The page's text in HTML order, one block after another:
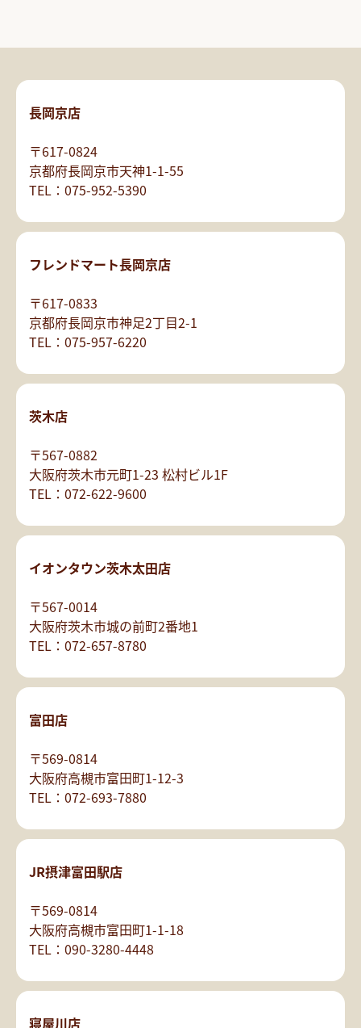
長岡京店
〒617-0824
京都府長岡京市天神1-1-55
TEL：075-952-5390
フレンドマート長岡京店
〒617-0833
京都府長岡京市神足2丁目2-1
TEL：075-957-6220
茨木店
〒567-0882
大阪府茨木市元町1-23 松村ビル1F
TEL：072-622-9600
イオンタウン茨木太田店
〒567-0014
大阪府茨木市城の前町2番地1
TEL：072-657-8780
富田店
〒569-0814
大阪府高槻市富田町1-12-3
TEL：072-693-7880
JR摂津富田駅店
〒569-0814
大阪府高槻市富田町1-1-18
TEL：090-3280-4448
寝屋川店